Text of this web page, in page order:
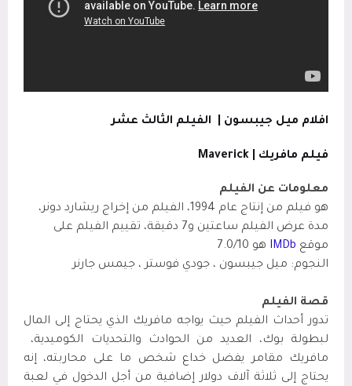
افلام ميل جيبسون | الفيلم الثالث عشر
فيلم مافريك Maverick
معلومات عن الفيلم
هو فيلم من إنتاج عام 1994، الفيلم من إخراج ريشارد دونر،
مدة عرض الفيلم ساعتين
و7 دقيقة، تقييم الفيلم على
موقع IMDb هو 7.0/10
النجوم: ميل جيبسون ، جودي فوستر ، جيمس جارنر
قصة الفيلم
تدور أحداث الفيلم حيث يواجه مافريك الذي يحتاج إلى المال
لبطولة بوك، العديد من الحوادث والتحديات الكوميدية،
مافريك مقامر يفضل خداع شخص ما على محاربته، إنه
يحتاج إلى ثلاثة آلاف دولار إضافية من أجل الدخول في لعبة